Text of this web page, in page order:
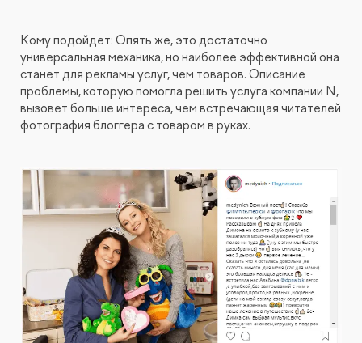
Кому подойдет: Опять же, это достаточно
универсальная механика, но наиболее эффективной она
станет для рекламы услуг, чем товаров. Описание
проблемы, которую помогла решить услуга компании N,
вызовет больше интереса, чем встречающая читателей
фотография блоггера с товаром в руках.